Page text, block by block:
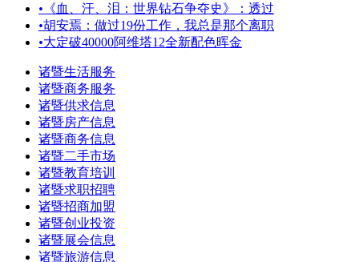
• 《血、汗、泪：世界钻石争夺史》：透过
•胡安焉：做过19份工作，我总是那个离职
•大定破40000阿维塔12全新配色晖金
诸暨生活服务
诸暨商务服务
诸暨供求信息
诸暨房产信息
诸暨商务信息
诸暨二手市场
诸暨教育培训
诸暨求职招聘
诸暨招商加盟
诸暨创业投资
诸暨展会信息
诸暨旅游信息